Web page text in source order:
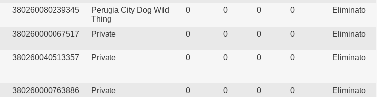
380260080239345
Perugia City Dog Wild
Thing
0 0 0 0 Eliminato
380260000067517 Private 0 0 0 0 Eliminato
380260040513357 Private 0 0 0 0 Eliminato
380260000763886 Private 0 0 0 0 Eliminato